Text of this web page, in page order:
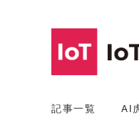
記事一覧 AI